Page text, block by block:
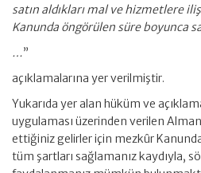
satın aldıkları mal ve hizmetlere
Kanunda öngörülen süre boyunca
…”
açıklamalarına yer verilmiştir.
Yukarıda yer alan hüküm ve
uygulaması üzerinden verilen
ettiğiniz gelirler için mezkûr
tüm şartları sağlamanız kaydıyla,